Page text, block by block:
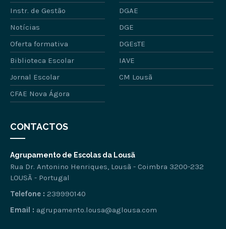
Instr. de Gestão
DGAE
Notícias
DGE
Oferta formativa
DGEsTE
Biblioteca Escolar
IAVE
Jornal Escolar
CM Lousã
CFAE Nova Ágora
CONTACTOS
Agrupamento de Escolas da Lousã
Rua Dr. Antonino Henriques, Lousã - Coimbra 3200-232
LOUSÃ - Portugal
Telefone : 239990140
Email : agrupamento.lousa@aglousa.com